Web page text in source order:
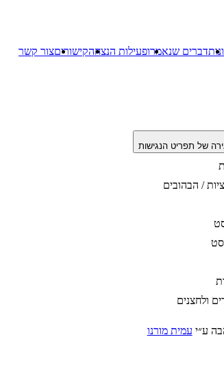
דברים שנאמרופעילות הנצחהקישוריםצור קשר
של תפריט הנגישות
/ הבהובים
ולחצנים
ע״י עמית מורנו